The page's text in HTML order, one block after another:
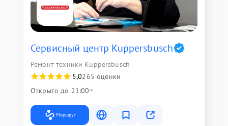
Сервисный центр Kuppersbusch
Ремонт техники Kuppersbusch
5,0265 оценки
Открыто до 21:00
Маршрут